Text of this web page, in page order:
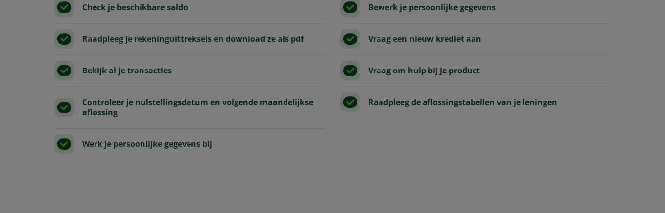
Check je beschikbare saldo
Raadpleeg je rekeninguittreksels en download ze als pdf
Bekijk al je transacties
Controleer je nulstellingsdatum en volgende maandelijkse
aflossing
Werk je persoonlijke gegevens bij
Bewerk je persoonlijke gegevens
Vraag een nieuw krediet aan
Vraag om hulp bij je product
Raadpleeg de aflossingstabellen van je leningen